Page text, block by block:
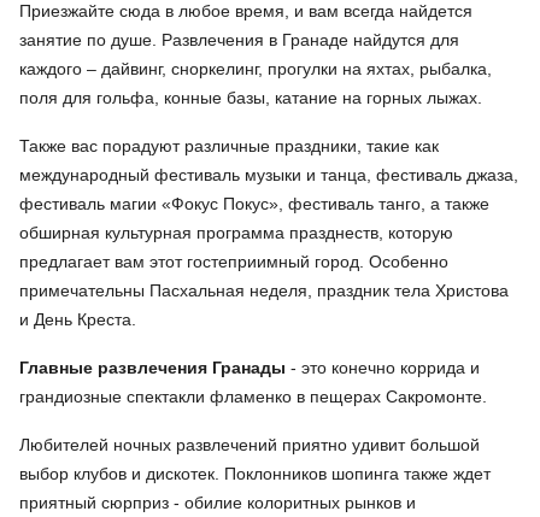
Приезжайте сюда в любое время, и вам всегда найдется
занятие по душе. Развлечения в Гранаде найдутся для
каждого – дайвинг, сноркелинг, прогулки на яхтах, рыбалка,
поля для гольфа, конные базы, катание на горных лыжах.
Также вас порадуют различные праздники, такие как
международный фестиваль музыки и танца, фестиваль джаза,
фестиваль магии «Фокус Покус», фестиваль танго, а также
обширная культурная программа празднеств, которую
предлагает вам этот гостеприимный город. Особенно
примечательны Пасхальная неделя, праздник тела Христова
и День Креста.
Главные развлечения Гранады - это конечно коррида и
грандиозные спектакли фламенко в пещерах Сакромонте.
Любителей ночных развлечений приятно удивит большой
выбор клубов и дискотек. Поклонников шопинга также ждет
приятный сюрприз - обилие колоритных рынков и